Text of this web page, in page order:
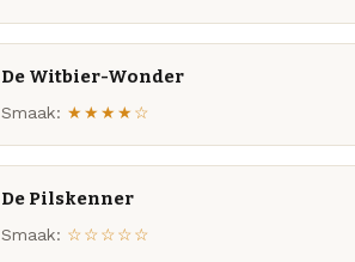
De Witbier-Wonder
Smaak: ★★★★☆
De Pilskenner
Smaak: ☆☆☆☆☆